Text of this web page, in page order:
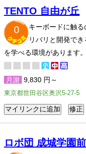
TENTO 自由が丘
0
キーボードに触
リバリと開発で
を学べる環境があります。
月謝 9,830 円～
東京都世田谷区奥沢5-27-5
ロボ団 成城学園